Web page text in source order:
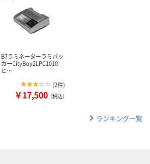
B7ラミネーターラミパッ
カーCityBoy2LPC1010
ヒ…
(2件)
￥17,500 （税込）
ランキング一覧